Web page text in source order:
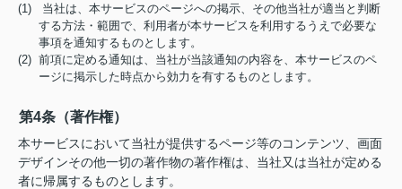
(1) 当社は、本サービスのページへの掲示、その他当社が適当と判断
する方法・範囲で、利用者が本サービスを利用するうえで必要な
事項を通知するものとします。
(2) 前項に定める通知は、当社が当該通知の内容を、本サービスのペ
ージに掲示した時点から効力を有するものとします。
第4条（著作権）
本サービスにおいて当社が提供するページ等のコンテンツ、画面
デザインその他一切の著作物の著作権は、当社又は当社が定める
者に帰属するものとします。